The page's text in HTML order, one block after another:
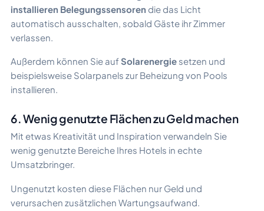
installieren Belegungssensoren die das Licht
automatisch ausschalten, sobald Gäste ihr Zimmer
verlassen.
Außerdem können Sie aufSolarenergie setzen und
beispielsweise Solarpanels zur Beheizung von Pools
installieren.
6. Wenig genutzte Flächen zu Geld machen
Mit etwas Kreativität und Inspiration verwandeln Sie
wenig genutzte Bereiche Ihres Hotels in echte
Umsatzbringer.
Ungenutzt kosten diese Flächen nur Geld und
verursachen zusätzlichen Wartungsaufwand.